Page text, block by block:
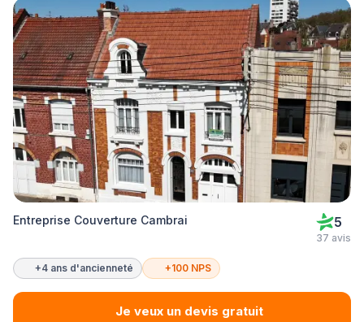
Entreprise Couverture Cambrai 5
37 avis
+4 ans d'ancienneté +100 NPS
Je veux un devis gratuit